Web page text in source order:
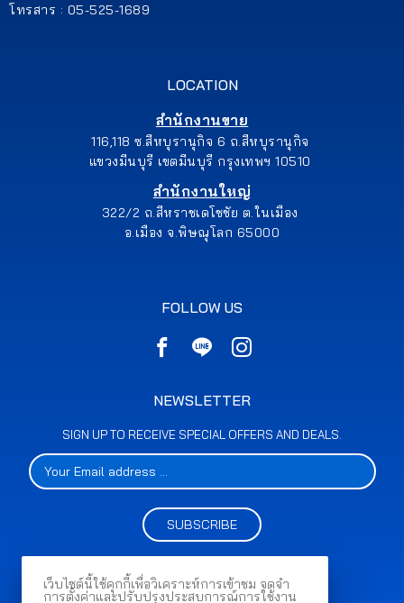
โทรสาร : 05-525-1689
LOCATION
สำนักงานขาย
116,118 ซ.สีหบุรานุกิจ 6 ถ.สีหบุรานุกิจ
แขวงมีนบุรี เขตมีนบุรี กรุงเทพฯ 10510
สำนักงานใหญ่
322/2 ถ.สีหราชเดโชชัย ต.ในเมือง
อ.เมือง จ.พิษณุโลก 65000
FOLLOW US
NEWSLETTER
SIGN UP TO RECEIVE SPECIAL OFFERS AND DEALS.
SUBSCRIBE
เว็บไซต์นี้ใช้คุกกี้เพื่อวิเคราะห์การเข้าชม จดจำ
การตั้งค่าและปรับปรุงประสบการณ์การใช้งาน